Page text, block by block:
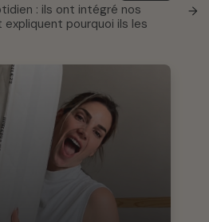
→
: ils ont intégré nos
pourquoi ils les